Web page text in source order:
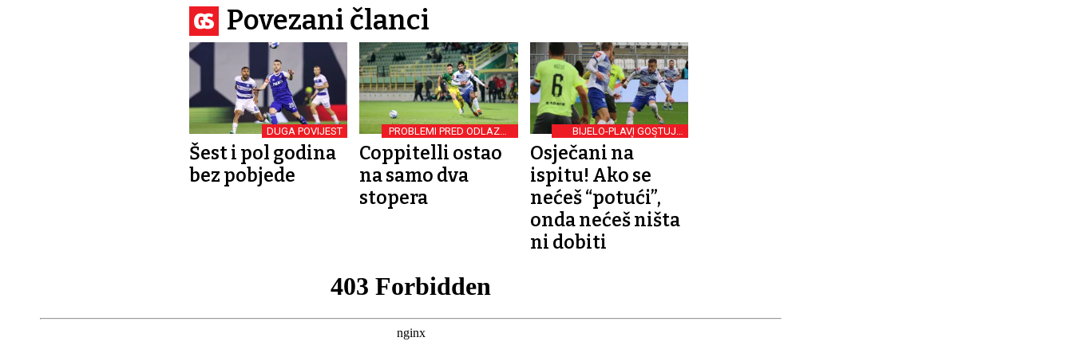
Povezani članci
DUGA POVIJEST
Šest i pol godina
bez pobjede
PROBLEMI PRED ODLAZAK
NA MAKSIMIR
Coppitelli ostao
na samo dva
stopera
BIJELO-PLAVI GOSTUJU
NA ŠUBIĆEVCU
Osječani na
ispitu! Ako se
nećeš “potući”,
onda nećeš ništa
ni dobiti